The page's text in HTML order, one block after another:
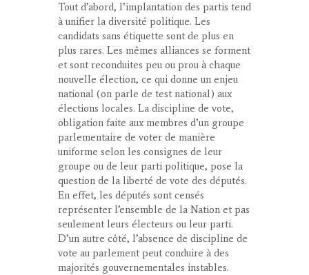
Tout d’abord, l’implantation des partis tend
à unifier la diversité politique. Les
candidats sans étiquette sont de plus en
plus rares. Les mêmes alliances se forment
et sont reconduites peu ou prou à chaque
nouvelle élection, ce qui donne un enjeu
national (on parle de test national) aux
élections locales. La discipline de vote,
obligation faite aux membres d’un groupe
parlementaire de voter de manière
uniforme selon les consignes de leur
groupe ou de leur parti politique, pose la
question de la liberté de vote des députés.
En effet, les députés sont censés
représenter l’ensemble de la Nation et pas
seulement leurs électeurs ou leur parti.
D’un autre côté, l’absence de discipline de
vote au parlement peut conduire à des
majorités gouvernementales instables.